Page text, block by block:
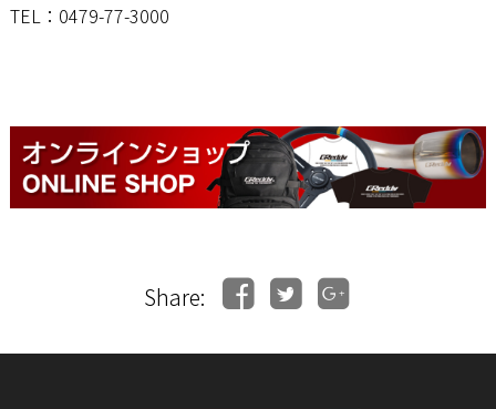
TEL：0479-77-3000
Share: